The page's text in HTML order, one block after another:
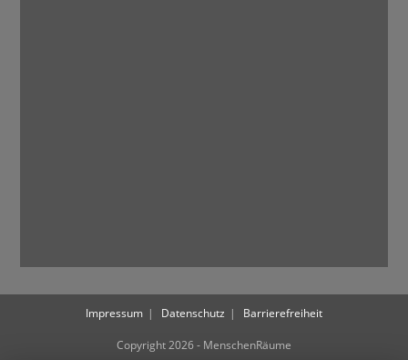
Impressum Datenschutz Barrierefreiheit
Copyright 2026 - MenschenRäume